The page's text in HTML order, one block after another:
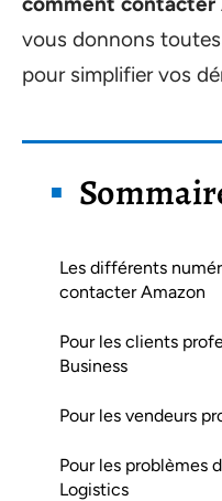
vous donnons
pour simplifier vos
Les différents
contacter Amazon
Pour les clients
Business
Pour les vendeurs
Pour les problèmes
Logistics